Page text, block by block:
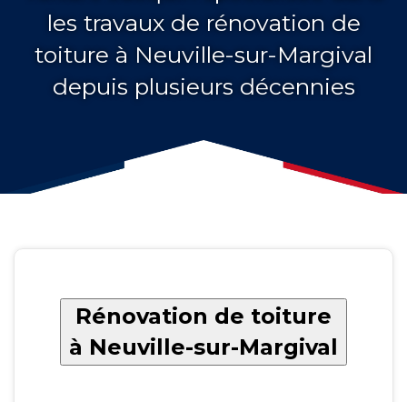
les travaux de rénovation de
toiture à Neuville-sur-Margival
depuis plusieurs décennies
Rénovation de toiture
à Neuville-sur-Margival